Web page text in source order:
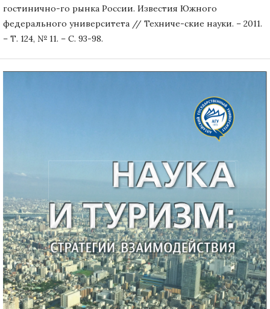
гостинично-го рынка России. Известия Южного
федерального университета // Техниче-ские науки. – 2011.
– Т. 124, № 11. – С. 93-98.